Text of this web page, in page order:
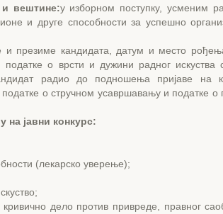
вештине:у изборном поступку, усменим
и друге способности за успешно
и презиме кандидата, датум и место
о врсти и дужини радног искуства
радио до подношења пријаве на
о стручном усавршавању и податке о
на јавни конкурс:
(лекарско уверење);
дело против привреде, правног